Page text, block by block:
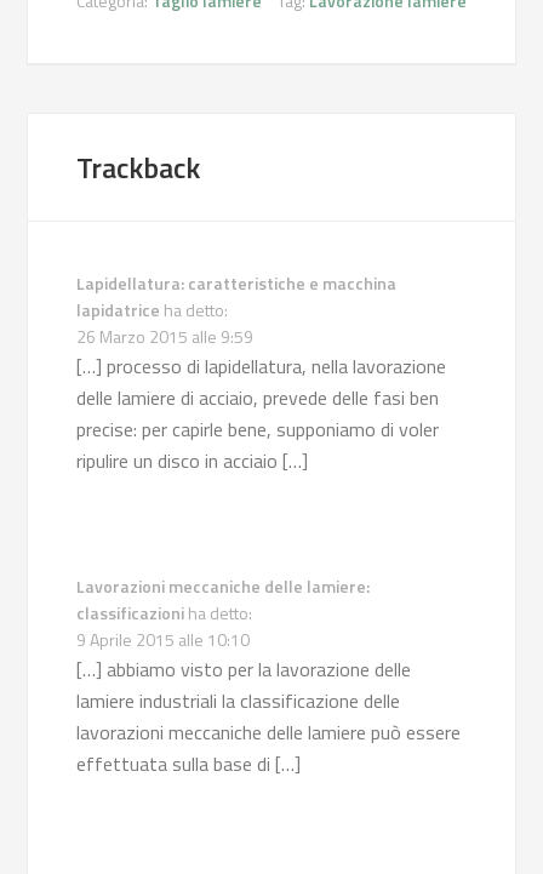
Trackback
Lapidellatura: caratteristiche e macchina
lapidatrice ha detto:
26 Marzo 2015 alle 9:59
[…] processo di lapidellatura, nella lavorazione
delle lamiere di acciaio, prevede delle fasi ben
precise: per capirle bene, supponiamo di voler
ripulire un disco in acciaio […]
Lavorazioni meccaniche delle lamiere:
classificazioniha detto:
9 Aprile 2015 alle 10:10
[…] abbiamo visto per la lavorazione delle
lamiere industriali la classificazione delle
lavorazioni meccaniche delle lamiere può essere
effettuata sulla base di […]